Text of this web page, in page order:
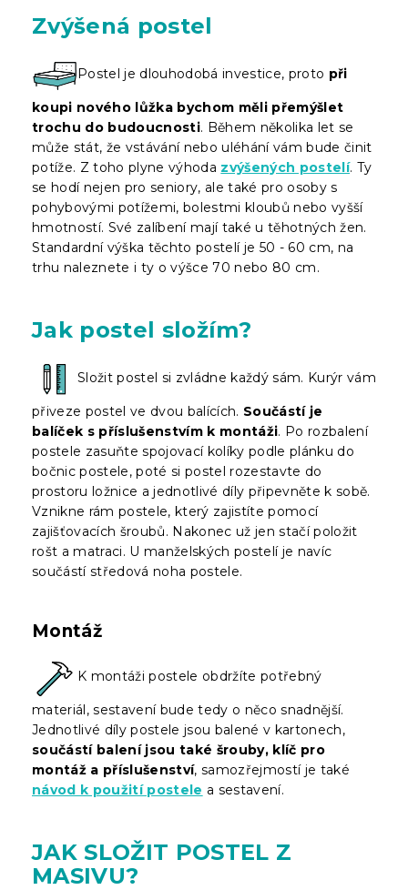
Zvýšená postel
Postel je dlouhodobá investice, proto při
koupi nového lůžka bychom měli přemýšlet
trochu do budoucnosti. Během několika let se
může stát, že vstávání nebo uléhání vám bude činit
potíže. Z toho plyne výhoda zvýšených postelí. Ty
se hodí nejen pro seniory, ale také pro osoby s
pohybovými potížemi, bolestmi kloubů nebo vyšší
hmotností. Své zalíbení mají také u těhotných žen.
Standardní výška těchto postelí je 50 - 60 cm, na
trhu naleznete i ty o výšce 70 nebo 80 cm.
Jak postel složím?
Složit postel si zvládne každý sám. Kurýr vám
přiveze postel ve dvou balících. Součástí je
balíček s příslušenstvím k montáži. Po rozbalení
postele zasuňte spojovací kolíky podle plánku do
bočnic postele, poté si postel rozestavte do
prostoru ložnice a jednotlivé díly připevněte k sobě.
Vznikne rám postele, který zajistíte pomocí
zajišťovacích šroubů. Nakonec už jen stačí položit
rošt a matraci. U manželských postelí je navíc
součástí středová noha postele.
Montáž
K montáži postele obdržíte potřebný
materiál, sestavení bude tedy o něco snadnější.
Jednotlivé díly postele jsou balené v kartonech,
součástí balení jsou také šrouby, klíč pro
montáž a příslušenství, samozřejmostí je také
návod k použití postele a sestavení.
JAK SLOŽIT POSTEL Z
MASIVU?